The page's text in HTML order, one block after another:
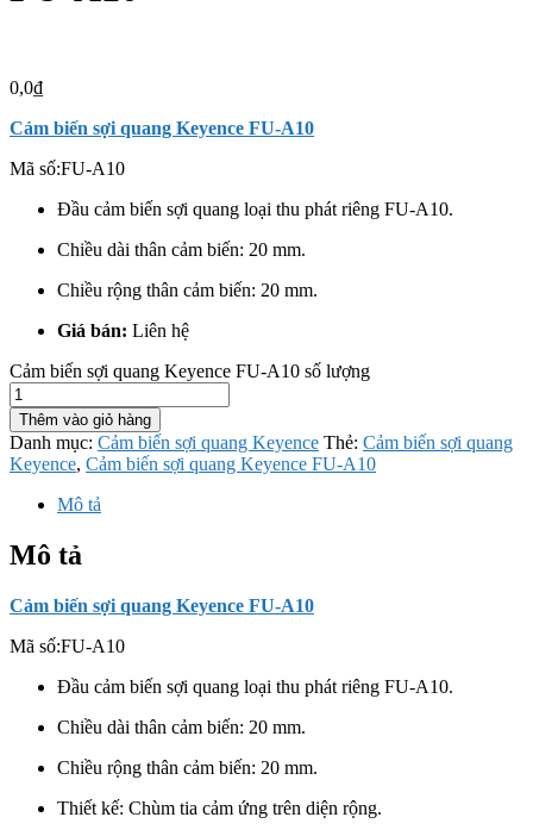
0,0₫
Cảm biến sợi quang Keyence FU-A10
Mã số:FU-A10
Đầu cảm biến sợi quang loại thu phát riêng FU-A10.
Chiều dài thân cảm biến: 20 mm.
Chiều rộng thân cảm biến: 20 mm.
Giá bán: Liên hệ
Cảm biến sợi quang Keyence FU-A10 số lượng
Thêm vào giỏ hàng
Danh mục: Cảm biến sợi quang Keyence Thẻ: Cảm biến sợi quang
Keyence, Cảm biến sợi quang Keyence FU-A10
Mô tả
Mô tả
Cảm biến sợi quang Keyence FU-A10
Mã số:FU-A10
Đầu cảm biến sợi quang loại thu phát riêng FU-A10.
Chiều dài thân cảm biến: 20 mm.
Chiều rộng thân cảm biến: 20 mm.
Thiết kế: Chùm tia cảm ứng trên diện rộng.